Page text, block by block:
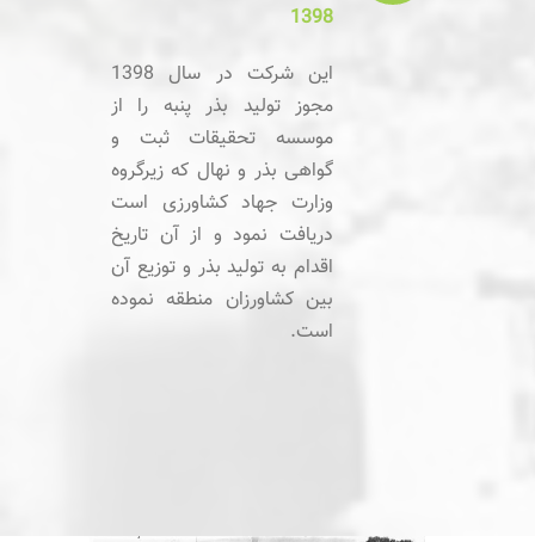
1398
این شرکت در سال 1398
مجوز تولید بذر پنبه را از
موسسه تحقیقات ثبت و
گواهی بذر و نهال که زیرگروه
وزارت جهاد کشاورزی است
دریافت نمود و از آن تاریخ
اقدام به تولید بذر و توزیع آن
بین کشاورزان منطقه نموده
است.